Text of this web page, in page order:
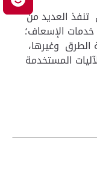
تنفذ العديد من
الإسعاف؛
الطرق وغيرها،
المستخدمة